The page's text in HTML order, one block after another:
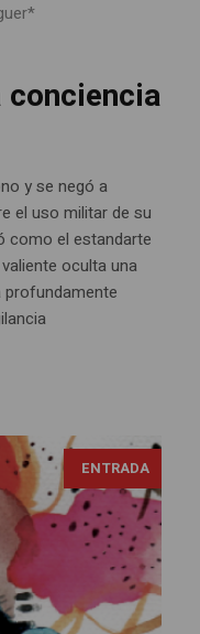
y se negó a
el uso militar de su
como el estandarte
oculta una
profundamente
ENTRADA